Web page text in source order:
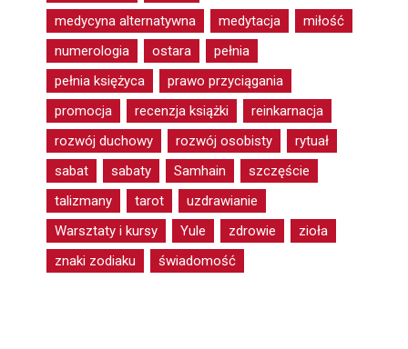
medycyna alternatywna
medytacja
miłość
numerologia
ostara
pełnia
pełnia księżyca
prawo przyciągania
promocja
recenzja książki
reinkarnacja
rozwój duchowy
rozwój osobisty
rytuał
sabat
sabaty Samhain
szczęście
talizmany
tarot
uzdrawianie
Warsztaty i kursy
Yule zdrowie
zioła
znaki zodiaku
świadomość